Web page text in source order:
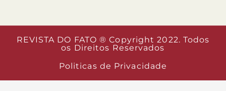
REVISTA DO FATO ® Copyright 2022. Todos
os Direitos Reservados
Politicas de Privacidade